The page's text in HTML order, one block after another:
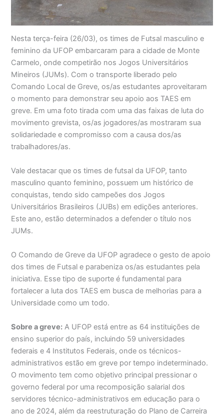
Nesta terça-feira (26/03), os times de Futsal masculino e
feminino da UFOP embarcaram para a cidade de Monte
Carmelo, onde competirão nos Jogos Universitários
Mineiros (JUMs). Com o transporte liberado pelo
Comando Local de Greve, os/as estudantes aproveitaram
o momento para demonstrar seu apoio aos TAES em
greve. Em uma foto tirada com uma das faixas de luta do
movimento grevista, os/as jogadores/as mostraram sua
solidariedade e compromisso com a causa dos/as
trabalhadores/as.
Vale destacar que os times de futsal da UFOP, tanto
masculino quanto feminino, possuem um histórico de
conquistas, tendo sido campeões dos Jogos
Universitários Brasileiros (JUBs) em edições anteriores.
Este ano, estão determinados a defender o título nos
JUMs.
O Comando de Greve da UFOP agradece o gesto de apoio
dos times de Futsal e parabeniza os/as estudantes pela
iniciativa. Esse tipo de suporte é fundamental para
fortalecer a luta dos TAES em busca de melhorias para a
Universidade como um todo.
Sobre a greve: A UFOP está entre as 64 instituições de
ensino superior do país, incluindo 59 universidades
federais e 4 Institutos Federais, onde os técnicos-
administrativos estão em greve por tempo indeterminado.
O movimento tem como objetivo principal pressionar o
governo federal por uma recomposição salarial dos
servidores técnico-administrativos em educação para o
ano de 2024, além da reestruturação do Plano de Carreira